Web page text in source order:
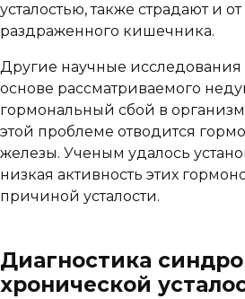
усталостью, также страдают и
раздраженного кишечника.
Другие научные исследования
основе рассматриваемого
гормональный сбой в
этой проблеме отводится
железы. Ученым удалось
низкая активность этих
причиной усталости.
Диагностика
хронической